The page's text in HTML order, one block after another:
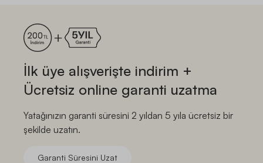
İlk üye alışverişte indirim +
Ücretsiz online garanti uzatma
Yatağınızın garanti süresini 2 yıldan 5 yıla ücretsiz bir
şekilde uzatın.
Garanti Süresini Uzat